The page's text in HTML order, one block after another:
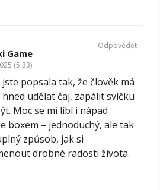
Game
(5:33)
popsala tak, že člověk má
udělat čaj, zapálit svíčku
Moc se mi líbí i nápad
boxem – jednoduchý, ale tak
způsob, jak si
drobné radosti života.
Odpovědět